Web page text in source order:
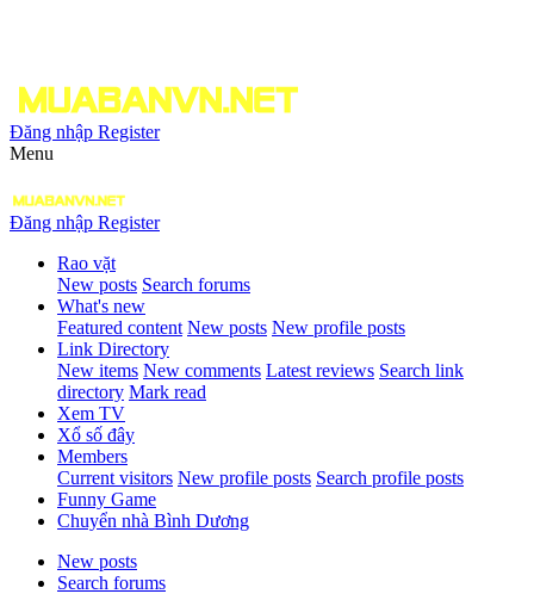
Đăng nhập Register
Menu
Đăng nhập Register
Rao vặt
New posts Search forums
What's new
Featured content New posts New profile posts
Link Directory
New items New comments Latest reviews Search link
directory Mark read
Xem TV
Xổ số đây
Members
Current visitors New profile posts Search profile posts
Funny Game
Chuyển nhà Bình Dương
New posts
Search forums